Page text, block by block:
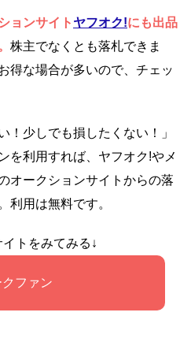
ョンサイト ヤフオク!にも出品
株主でなくとも落札できま
得な場合が多いので、チェッ
！少しでも損したくない！」
を利用すれば、ヤフオク!やメ
オークションサイトからの落
利用は無料です。
トをみてみる↓
クファン